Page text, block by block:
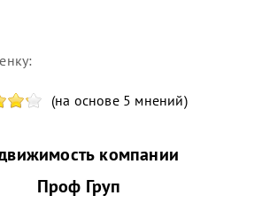
(на основе 5 мнений)
компании
Проф Груп